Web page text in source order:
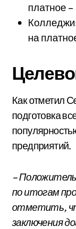
платное –
на
Как отметил
подготовка
предприятий.
–
по итогам
отметить,
заключения